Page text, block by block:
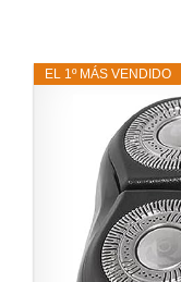
EL 1º MÁS VENDIDO